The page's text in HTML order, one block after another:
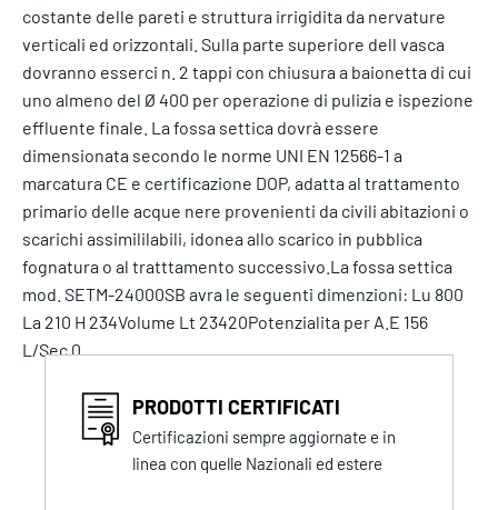
costante delle pareti e struttura irrigidita da nervature
verticali ed orizzontali. Sulla parte superiore dell vasca
dovranno esserci n. 2 tappi con chiusura a baionetta di cui
uno almeno del Ø 400 per operazione di pulizia e ispezione
effluente finale. La fossa settica dovrà essere
dimensionata secondo le norme UNI EN 12566-1 a
marcatura CE e certificazione DOP, adatta al trattamento
primario delle acque nere provenienti da civili abitazioni o
scarichi assimililabili, idonea allo scarico in pubblica
fognatura o al tratttamento successivo.La fossa settica
mod. SETM-24000SB avra le seguenti dimenzioni: Lu 800
La 210 H 234Volume Lt 23420Potenzialita per A.E 156
L/Sec 0
PRODOTTI CERTIFICATI
Certificazioni sempre aggiornate e in
linea con quelle Nazionali ed estere